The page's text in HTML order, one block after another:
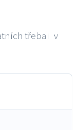
třeba i v